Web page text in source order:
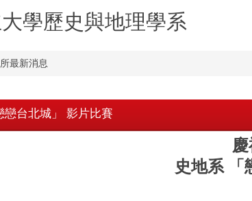
學歷史與地理學系
最新消息
戀台北城」 影片比賽
史地系 「